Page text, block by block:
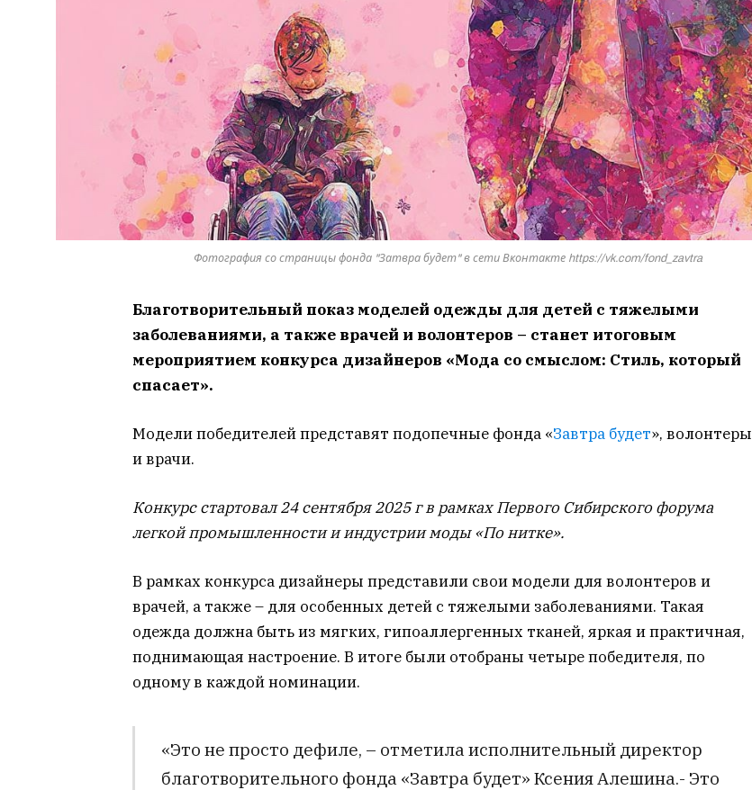
Фотография со страницы фонда "Затвра будет" в сети Вконтакте https://vk.com/fond_zavtra
Благотворительный показ моделей одежды для детей с тяжелыми
заболеваниями, а также врачей и волонтеров – станет итоговым
мероприятием конкурса дизайнеров «Мода со смыслом: Стиль, который
спасает».
Модели победителей представят подопечные фонда «Завтра будет», волонтеры
и врачи.
Конкурс стартовал 24 сентября 2025 г в рамках Первого Сибирского форума
легкой промышленности и индустрии моды «По нитке».
В рамках конкурса дизайнеры представили свои модели для волонтеров и
врачей, а также – для особенных детей с тяжелыми заболеваниями. Такая
одежда должна быть из мягких, гипоаллергенных тканей, яркая и практичная,
поднимающая настроение. В итоге были отобраны четыре победителя, по
одному в каждой номинации.
«Это не просто дефиле, – отметила исполнительный директор
благотворительного фонда «Завтра будет» Ксения Алешина.- Это